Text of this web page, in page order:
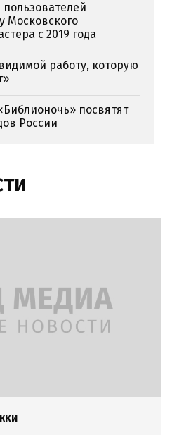
Московского
с 2019 года
работу, которую
посвятят
России